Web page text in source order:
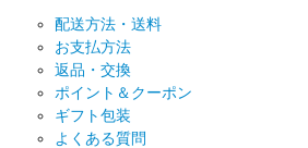
配送方法・送料
お支払方法
返品・交換
ポイント＆クーポン
ギフト包装
よくある質問